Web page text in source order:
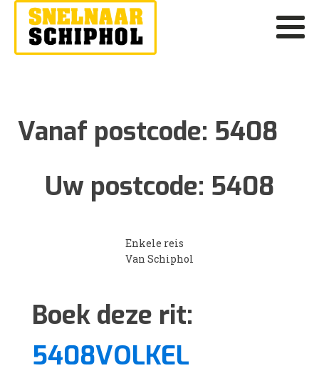
Vanaf postcode: 5408
Uw postcode: 5408
Enkele reis
Van Schiphol
Boek deze rit:
5408VOLKEL